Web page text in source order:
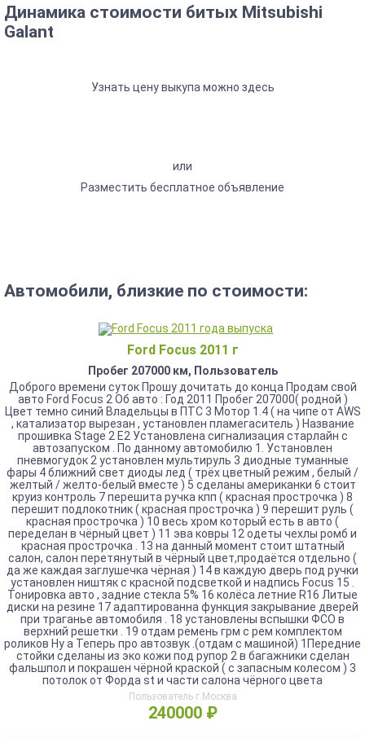
Динамика стоимости битых Mitsubishi
Galant
Узнать цену выкупа можно здесь
или
Разместить бесплатное объявление
Автомобили, близкие по стоимости:
Ford Focus 2011 г
Пробег 207000 км, Пользователь
Доброго времени суток Прошу дочитать до конца Продам свой
авто Ford Focus 2 Об авто : Год 2011 Пробег 207000( родной )
Цвет темно синий Владельцы в ПТС 3 Мотор 1.4 ( на чипе от AWS
, катализатор вырезан , установлен пламегаситель ) Название
прошивка Stage 2 E2 Установлена сигнализация старлайн с
автозапуском . По данному автомобилю 1. Установлен
пневмогудок 2 установлен мультируль 3 диодные туманные
фары 4 ближний свет диоды лед ( трёх цветный режим , белый /
желтый / желто-белый вместе ) 5 сделаны американки 6 стоит
круиз контроль 7 перешита ручка кпп ( красная прострочка ) 8
перешит подлокотник ( красная прострочка ) 9 перешит руль (
красная прострочка ) 10 весь хром который есть в авто (
переделан в чёрный цвет ) 11 эва ковры 12 одеты чехлы ромб и
красная прострочка . 13 на данный момент стоит штатный
салон, салон перетянутый в чёрный цвет,продаётся отдельно (
да же каждая заглушечка чёрная ) 14 в каждую дверь под ручки
установлен ништяк с красной подсветкой и надпись Focus 15 .
Тонировка авто , задние стекла 5% 16 колёса летние R16 Литые
диски на резине 17 адаптированна функция закрывание дверей
при траганье автомобиля . 18 установлены вспышки ФСО в
верхний решетки . 19 отдам ремень грм с рем комплектом
роликов Ну а Теперь про автозвук .(отдам с машиной) 1Передние
стойки сделаны из эко кожи под рупор 2 в багажники сделан
фальшпол и покрашен чёрной краской ( с запасным колесом ) 3
потолок от Форда st и части салона чёрного цвета
Пользователь г.Москва
240000 ₽